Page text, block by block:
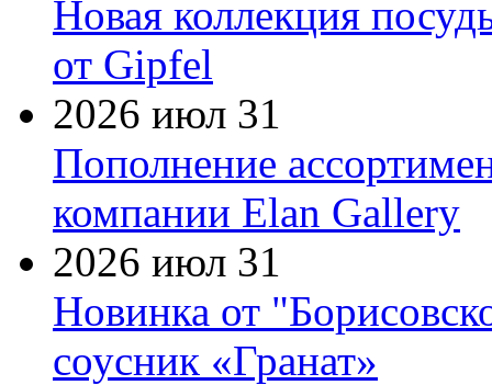
Новая коллекция
от Gipfel
2026 июл 31
Пополнение
компании Elan Gallery
2026 июл 31
Новинка от
соусник «Гранат»